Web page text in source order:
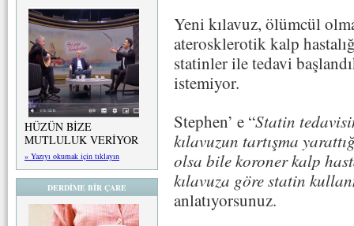
HÜZÜN BİZE
MUTLULUK VERİYOR
» Yazıyı okumak için tıklayın
DERDİME BİR ÇARE
Yeni kılavuz, ölümcül
aterosklerotik kalp
statinler ile tedavi
istemiyor.
Stephen’ e “Statin
kılavuzun tartışma
olsa bile koroner kalp
kılavuza göre statin
anlatıyorsunuz.